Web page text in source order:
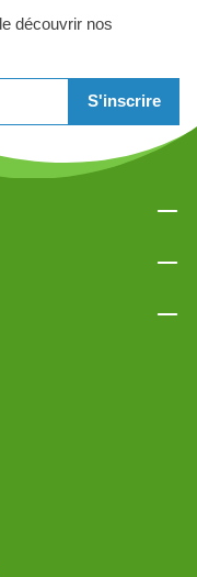
découvrir nos
S'inscrire